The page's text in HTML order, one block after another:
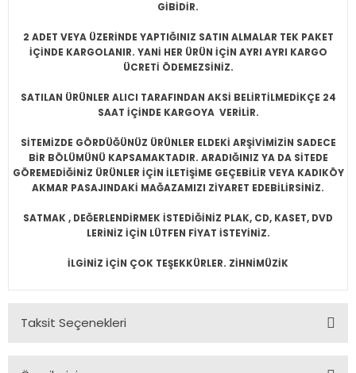
GİBİDİR.
2 ADET VEYA ÜZERİNDE YAPTIĞINIZ SATIN ALMALAR TEK PAKET
İÇİNDE KARGOLANIR. YANİ HER ÜRÜN İÇİN AYRI AYRI KARGO
ÜCRETİ ÖDEMEZSİNİZ.
SATILAN ÜRÜNLER ALICI TARAFINDAN AKSİ BELİRTİLMEDİKÇE 24
SAAT İÇİNDE KARGOYA VERİLİR.
SİTEMİZDE GÖRDÜĞÜNÜZ ÜRÜNLER ELDEKİ ARŞİVİMİZİN SADECE
BİR BÖLÜMÜNÜ KAPSAMAKTADIR. ARADIĞINIZ YA DA SİTEDE
GÖREMEDİĞİNİZ ÜRÜNLER İÇİN İLETİŞİME GEÇEBİLİR VEYA KADIKÖY
AKMAR PASAJINDAKİ MAĞAZAMIZI ZİYARET EDEBİLİRSİNİZ.
SATMAK , DEĞERLENDİRMEK İSTEDİĞİNİZ PLAK, CD, KASET, DVD
LERİNİZ İÇİN LÜTFEN FİYAT İSTEYİNİZ.
İLGİNİZ İÇİN ÇOK TEŞEKKÜRLER. ZİHNİMÜZİK
Taksit Seçenekleri